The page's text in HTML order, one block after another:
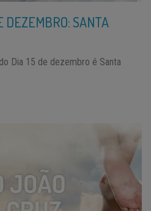
DEZEMBRO: SANTA
Dia 15 de dezembro é Santa